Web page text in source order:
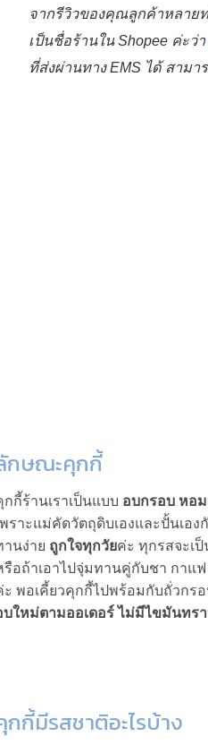
จากรีวิวของคุณลูกค้าหลาย
เป็นชื่อร้านใน Shopee ค่ะว่า
ที่ส่งผ่านทาง EMS ได้ สาม
กษณะคุกกี้
กกี้ร้านเราเป็นแบบ อบกรอบ หอม
พราะแม่คัดวัตถุดิบเองและปั้นเอ
านง่าย ถูกใจทุกวัยค่ะ ทุกรสจะเป็
รือถ้าเอาไปจุ่มทานคู่กับชา กาแ
ะ พอเคี้ยวคุกกี้ไปพร้อมกับถั่วกร
บใหม่ตามออเดอร์ ไม่มีไขมันทร
กกี้มีรสชาติอะไรบ้าง